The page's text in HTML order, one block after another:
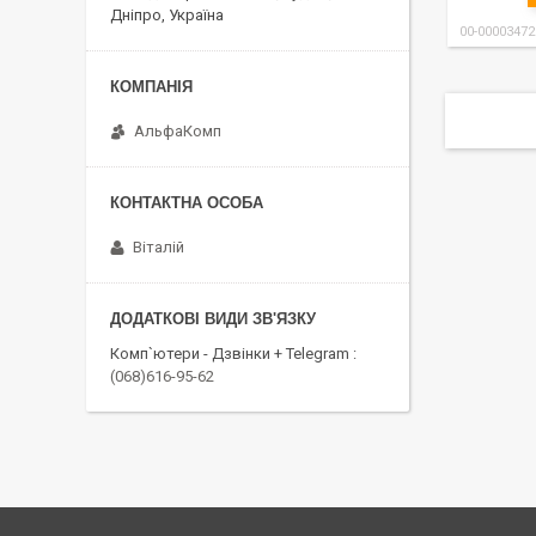
00-00003472
Дніпро, Україна
АльфаКомп
Віталій
Комп`ютери - Дзвінки + Telegram
(068)616-95-62